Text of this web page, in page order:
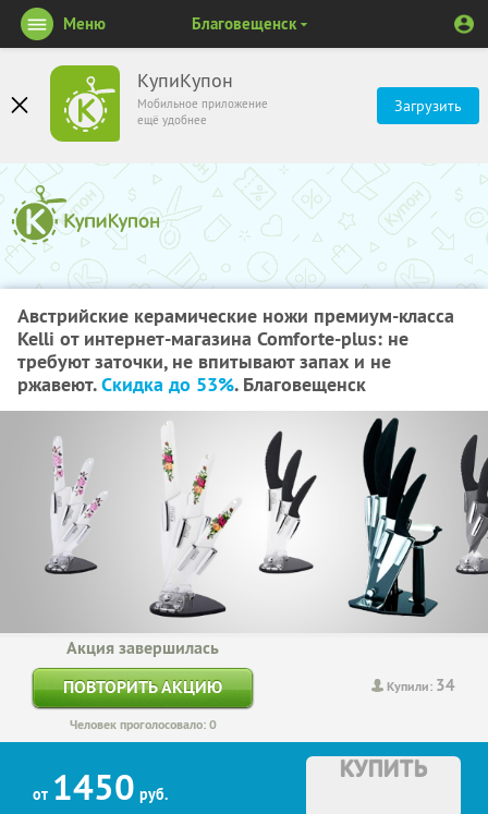
КупиКупон
Мобильное приложение
ещё удобнее
Загрузить
Меню Благовещенск
Австрийские керамические ножи премиум-класса
Kelli от интернет-магазина Comforte-plus: не
требуют заточки, не впитывают запах и не
ржавеют.Скидка до 53%. Благовещенск
Купили: 34
Акция завершилась
ПОВТОРИТЬ АКЦИЮ
Человек проголосовало: 0
от 1450 руб.
КУПИТЬ